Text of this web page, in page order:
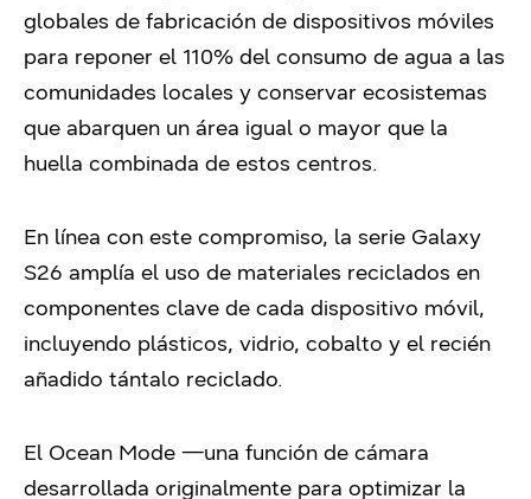
globales de fabricación de dispositivos móviles
para reponer el 110% del consumo de agua a las
comunidades locales y conservar ecosistemas
que abarquen un área igual o mayor que la
huella combinada de estos centros.
En línea con este compromiso, la serie Galaxy
S26 amplía el uso de materiales reciclados en
componentes clave de cada dispositivo móvil,
incluyendo plásticos, vidrio, cobalto y el recién
añadido tántalo reciclado.
El Ocean Mode —una función de cámara
desarrollada originalmente para optimizar la